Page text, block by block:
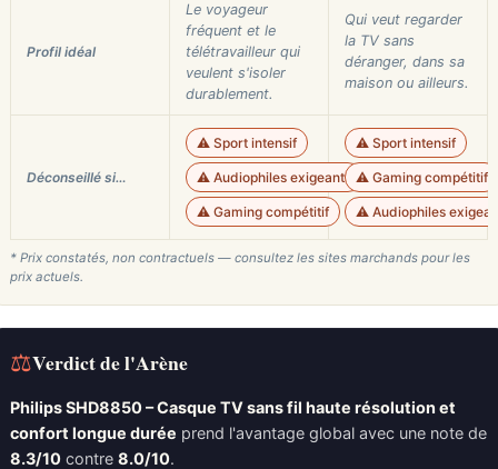
Profil idéal
Le voyageur
fréquent et le
télétravailleur qui
veulent s'isoler
durablement.
Qui veut regarder
la TV sans
déranger, dans sa
maison ou ailleurs.
Déconseillé si…
⚠️ Sport intensif
⚠️ Audiophiles exigeants
⚠️ Gaming compétitif
⚠️ Sport intensif
⚠️ Gaming compétitif
⚠️ Audiophiles
* Prix constatés, non contractuels — consultez les sites marchands pour les
prix actuels.
⚖Verdict de l'Arène
Philips SHD8850 – Casque TV sans fil haute résolution et
confort longue durée prend l'avantage global avec une note de
8.3/10 contre 8.0/10.